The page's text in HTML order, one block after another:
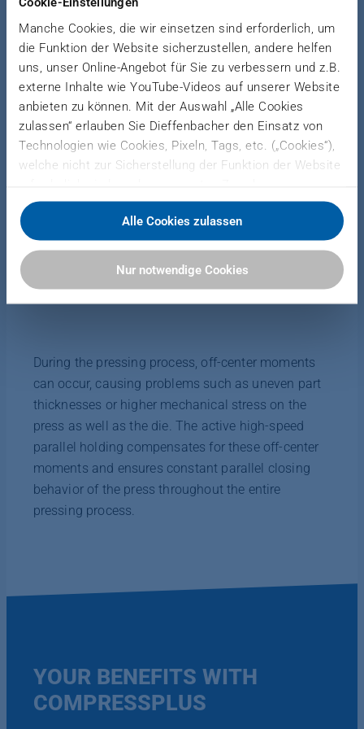
Manche Cookies, die wir einsetzen sind erforderlich, um
die Funktion der Website sicherzustellen, andere helfen
uns, unser Online-Angebot für Sie zu verbessern und z.B.
externe Inhalte wie YouTube-Videos auf unserer Website
anbieten zu können. Mit der Auswahl „Alle Cookies
zulassen“ erlauben Sie Dieffenbacher den Einsatz von
Technologien wie Cookies, Pixeln, Tags, etc. („Cookies“),
welche nicht zur Sicherstellung der Funktion der Website
Dieffenbacher arbeitet hierfür mit Drittanbietern
zusammen und teilt Daten zu Ihrer Nutzung unserer
Website mit diesen. Sie können auswählen, ob Sie alle
Cookies akzeptieren oder nur notwendige Cookies
zulassen. Sie können Ihre Einwilligung zur Verwendung
von Cookies jederzeit in unserer Datenschutzerklärung
Weitere Informationen finden Sie hier:
Datenschutzerklärung |Impressum
Alle Cookies zulassen
Nur notwendige Cookies
maximum availability
Increase your efficiency with fast speeds and
economical energy consumption of the
CompressPlus. The Plus press concept achieves
high production output and guarantees maximum
availability. Active high-speed parallel control
Active high-speed parallel control
During the pressing process, off-center moments
can occur, causing problems such as uneven part
thicknesses or higher mechanical stress on the
press as well as the die. The active high-speed
parallel holding compensates for these off-center
moments and ensures constant parallel closing
behavior of the press throughout the entire
pressing process.
YOUR BENEFITS WITH
COMPRESSPLUS